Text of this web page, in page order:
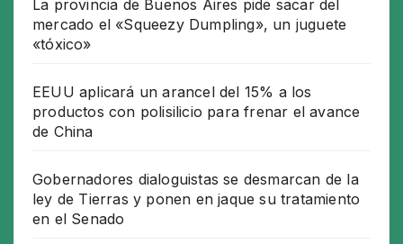
La provincia de Buenos Aires pide sacar del
mercado el «Squeezy Dumpling», un juguete
«tóxico»
EEUU aplicará un arancel del 15% a los
productos con polisilicio para frenar el avance
de China
Gobernadores dialoguistas se desmarcan de la
ley de Tierras y ponen en jaque su tratamiento
en el Senado